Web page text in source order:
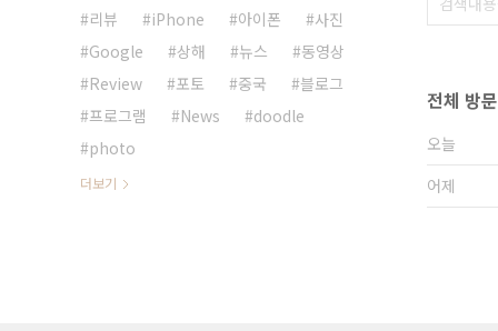
리뷰
iPhone 아이폰
사진
Google
상해 뉴스
동영상
Review
포토 중국
블로그
프로그램
News
doodle
photo
더보기
전체 방
오늘
어제